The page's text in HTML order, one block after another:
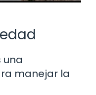
una
manejar la